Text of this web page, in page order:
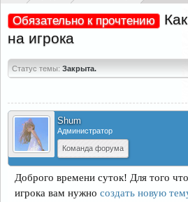
Обязательно к прочтению
на игрока
Статус темы: Закрыта.
Shum
Администратор
Команда форума
Доброго времени суток! Для того
игрока вам нужно создать новую